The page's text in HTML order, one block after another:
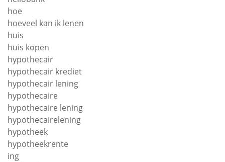
hoe
hoeveel kan ik lenen
huis
huis kopen
hypothecair
hypothecair krediet
hypothecair lening
hypothecaire
hypothecaire lening
hypothecairelening
hypotheek
hypotheekrente
ing